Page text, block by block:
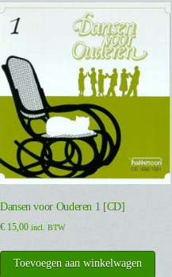
Dansen voor Ouderen 1 [CD]
€ 15,00 incl. BTW
Toevoegen aan winkelwagen